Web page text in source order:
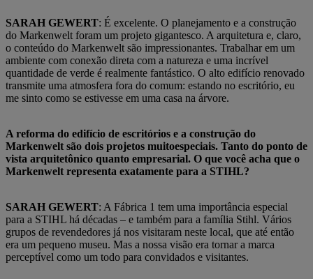
SARAH GEWERT: É excelente. O planejamento e a construção
do Markenwelt foram um projeto gigantesco. A arquitetura e, claro,
o conteúdo do Markenwelt são impressionantes. Trabalhar em um
ambiente com conexão direta com a natureza e uma incrível
quantidade de verde é realmente fantástico. O alto edifício renovado
transmite uma atmosfera fora do comum: estando no escritório, eu
me sinto como se estivesse em uma casa na árvore.
A reforma do edifício de escritórios e a construção do
Markenwelt são dois projetos muitoespeciais. Tanto do ponto de
vista arquitetônico quanto empresarial. O que você acha que o
Markenwelt representa exatamente para a STIHL?
SARAH GEWERT: A Fábrica 1 tem uma importância especial
para a STIHL há décadas – e também para a família Stihl. Vários
grupos de revendedores já nos visitaram neste local, que até então
era um pequeno museu. Mas a nossa visão era tornar a marca
perceptível como um todo para convidados e visitantes.